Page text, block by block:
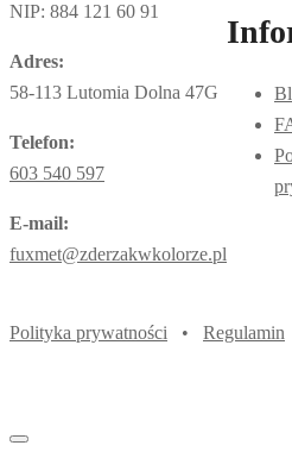
NIP: 884 121 60 91
Adres:
58-113 Lutomia Dolna 47G
Telefon:
603 540 597
E-mail:
fuxmet@zderzakwkolorze.pl
Polityka prywatności • Regulamin